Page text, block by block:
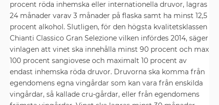
procent röda inhemska eller internationella druvor, lagras
24 månader varav 3 månader på flaska samt ha minst 12,5
procent alkohol. Slutligen, för den högsta kvalitetsklassen
Chianti Classico Gran Selezione vilken infördes 2014, säger
vinlagen att vinet ska innehålla minst 90 procent och max
100 procent sangiovese och maximalt 10 procent av
endast inhemska röda druvor. Druvorna ska komma från
egendomens egna vingårdar som kan vara från enskilda
vingårdar, så kallade cru-gårdar, eller från egendomens